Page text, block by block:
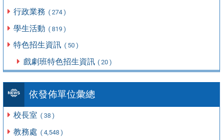
行政業務 ( 274 )
學生活動 ( 819 )
特色招生資訊 ( 50 )
戲劇班特色招生資訊 ( 20 )
依發佈單位彙總
校長室 ( 38 )
教務處 ( 4,548 )